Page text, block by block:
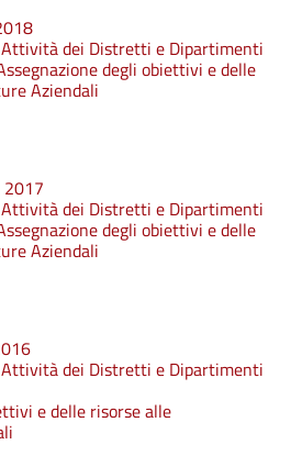
dei Distretti e Dipartimenti
degli obiettivi e delle
Aziendali
dei Distretti e Dipartimenti
degli obiettivi e delle
Aziendali
dei Distretti e Dipartimenti
e delle risorse alle